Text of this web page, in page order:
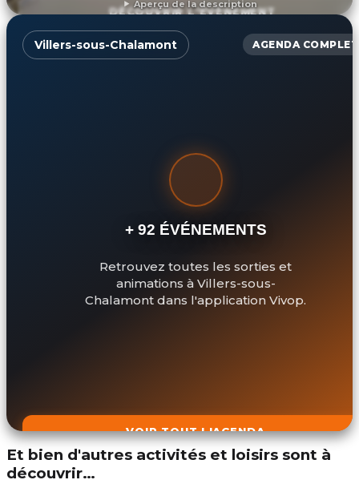
Aperçu de la description
DÉCOUVRIR L'ÉVÉNEMENT
Villers-sous-Chalamont AGENDA COMPLET
+ 92 ÉVÉNEMENTS
Retrouvez toutes les sorties et
animations à Villers-sous-
Chalamont dans l'application Vivop.
VOIR TOUT L'AGENDA
Et bien d'autres activités et loisirs sont à
découvrir…